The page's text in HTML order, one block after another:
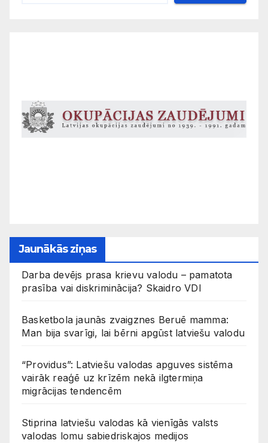
Jaunākās ziņas
Darba devējs prasa krievu valodu – pamatota
prasība vai diskriminācija? Skaidro VDI
Basketbola jaunās zvaigznes Beruē mamma:
Man bija svarīgi, lai bērni apgūst latviešu valodu
“Providus”: Latviešu valodas apguves sistēma
vairāk reaģē uz krīzēm nekā ilgtermiņa
migrācijas tendencēm
Stiprina latviešu valodas kā vienīgās valsts
valodas lomu sabiedriskajos medijos